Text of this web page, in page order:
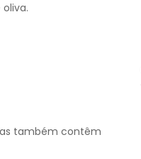
também contêm